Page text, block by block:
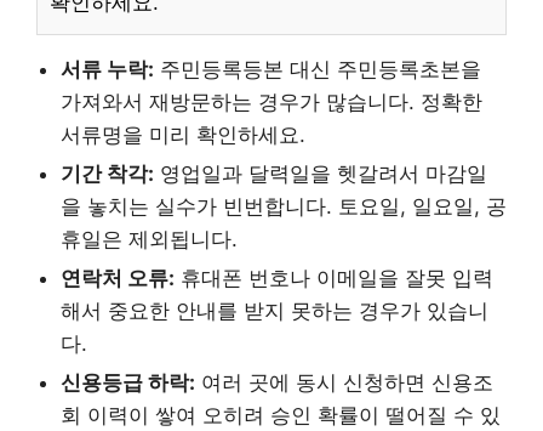
서류 누락: 주민등록등본 대신 주민등록초본을
가져와서 재방문하는 경우가 많습니다. 정확한
서류명을 미리 확인하세요.
기간 착각: 영업일과 달력일을 헷갈려서 마감일
을 놓치는 실수가 빈번합니다. 토요일, 일요일, 공
휴일은 제외됩니다.
연락처 오류: 휴대폰 번호나 이메일을 잘못 입력
해서 중요한 안내를 받지 못하는 경우가 있습니
다.
신용등급 하락: 여러 곳에 동시 신청하면 신용조
회 이력이 쌓여 오히려 승인 확률이 떨어질 수 있